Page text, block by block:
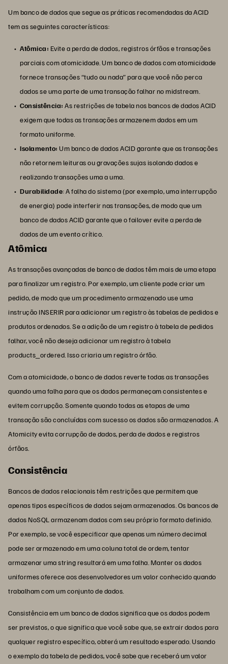
Um banco de dados que segue as práticas recomendadas da ACID
tem as seguintes características:
Atômica: Evite a perda de dados, registros órfãos e transações
parciais com atomicidade. Um banco de dados com atomicidade
fornece transações “tudo ou nada” para que você não perca
dados se uma parte de uma transação falhar no midstream.
Consistência: As restrições de tabela nos bancos de dados ACID
exigem que todas as transações armazenem dados em um
formato uniforme.
Isolamento: Um banco de dados ACID garante que as transações
não retornem leituras ou gravações sujas isolando dados e
realizando transações uma a uma.
Durabilidade: A falha do sistema (por exemplo, uma interrupção
de energia) pode interferir nas transações, de modo que um
banco de dados ACID garante que o failover evite a perda de
dados de um evento crítico.
Atômica
As transações avançadas de banco de dados têm mais de uma etapa
para finalizar um registro. Por exemplo, um cliente pode criar um
pedido, de modo que um procedimento armazenado use uma
instrução INSERIR para adicionar um registro às tabelas de pedidos e
produtos ordenados. Se a adição de um registro à tabela de pedidos
falhar, você não deseja adicionar um registro à tabela
products_ordered. Isso criaria um registro órfão.
Com a atomicidade, o banco de dados reverte todas as transações
quando uma falha para que os dados permaneçam consistentes e
evitem corrupção. Somente quando todas as etapas de uma
transação são concluídas com sucesso os dados são armazenados. A
Atomicity evita corrupção de dados, perda de dados e registros
órfãos.
Consistência
Bancos de dados relacionais têm restrições que permitem que
apenas tipos específicos de dados sejam armazenados. Os bancos de
dados NoSQL armazenam dados com seu próprio formato definido.
Por exemplo, se você especificar que apenas um número decimal
pode ser armazenado em uma coluna total de ordem, tentar
armazenar uma string resultará em uma falha. Manter os dados
uniformes oferece aos desenvolvedores um valor conhecido quando
trabalham com um conjunto de dados.
Consistência em um banco de dados significa que os dados podem
ser previstos, o que significa que você sabe que, se extrair dados para
qualquer registro específico, obterá um resultado esperado. Usando
o exemplo da tabela de pedidos, você sabe que receberá um valor